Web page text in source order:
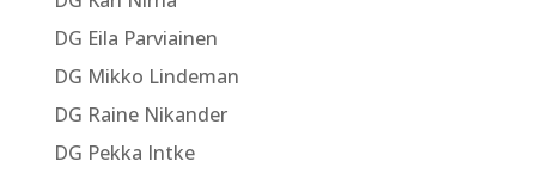
DG Eila Parviainen
DG Mikko Lindeman
DG Raine Nikander
DG Pekka Intke